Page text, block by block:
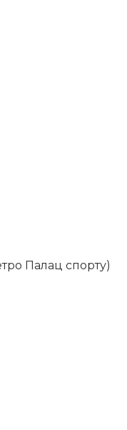
Палац спорту)